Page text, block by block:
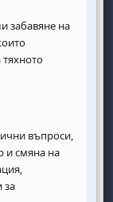
забавяне на
тяхното
въпроси,
и смяна на
за